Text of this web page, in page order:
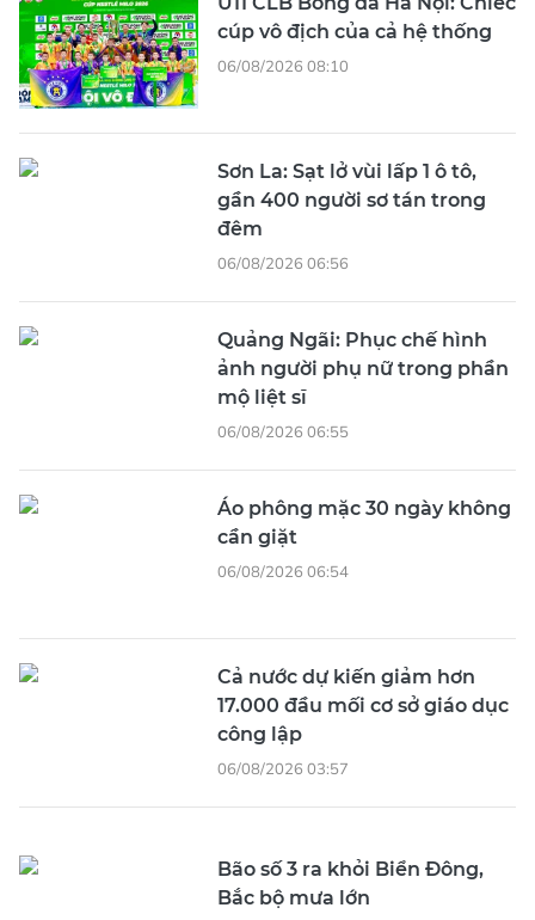
cúp vô địch của cả hệ thống
06/08/2026 08:10
Sơn La: Sạt lở vùi lấp 1 ô tô,
gần 400 người sơ tán trong
đêm
06/08/2026 06:56
Quảng Ngãi: Phục chế hình
ảnh người phụ nữ trong phần
mộ liệt sĩ
06/08/2026 06:55
Áo phông mặc 30 ngày không
cần giặt
06/08/2026 06:54
Cả nước dự kiến giảm hơn
17.000 đầu mối cơ sở giáo dục
công lập
06/08/2026 03:57
Bão số 3 ra khỏi Biển Đông,
Bắc bộ mưa lớn